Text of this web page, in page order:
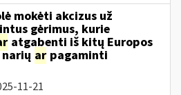
mokėti akcizus už
gėrimus, kurie
atgabenti iš kitų Europos
ar pagaminti
11-21